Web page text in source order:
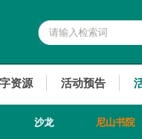
资源 活动预告
沙龙 尼山书院